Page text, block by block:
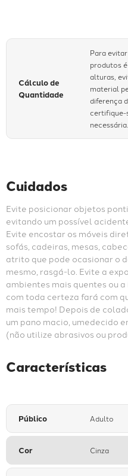
Cálculo de
Quantidade
Para
produtos
alturas,
material
diferença
certifique-
necessária.
Cuidados
Evite posicionar objetos
evitando um possível
Evite encostar os móveis
sofás, cadeiras, mesas,
atrito que pode ocasionar o
mesmo, rasgá-lo. Evite a
ambientes mais quentes ou
com toda certeza fará com
mais tempo! Depois de
um pano macio, umedecido
(não utilize abrasivos ou
Características
Público Adulto
Cor Cinza